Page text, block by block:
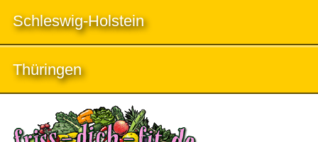
Schleswig-Holstein
Thüringen